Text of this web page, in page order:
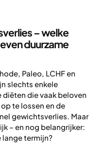
– welke
duurzame
Paleo, LCHF en
slechts enkele
die vaak beloven
te lossen en de
gewichtsverlies. Maar
– en nog belangrijker:
lange termijn?